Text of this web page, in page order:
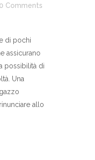
0 Comments
di pochi
assicurano
possibilità di
Una
allo